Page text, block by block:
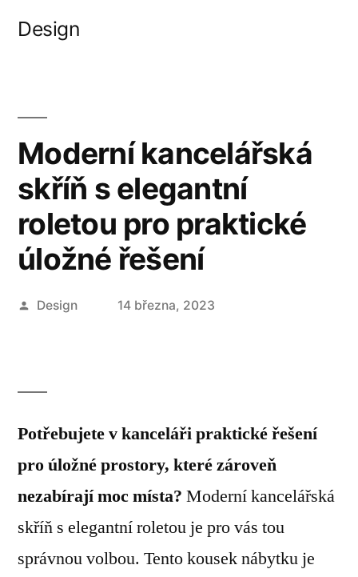
Design
Moderní kancelářská
skříň s elegantní
roletou pro praktické
úložné řešení
Autor
Design 14 března, 2023
Potřebujete v kanceláři praktické řešení
pro úložné prostory, které zároveň
nezabírají moc místa? Moderní kancelářská
skříň s elegantní roletou je pro vás tou
správnou volbou. Tento kousek nábytku je